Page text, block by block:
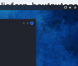
heutzutage
fühlen sich
und
hierfür ist der
die wir